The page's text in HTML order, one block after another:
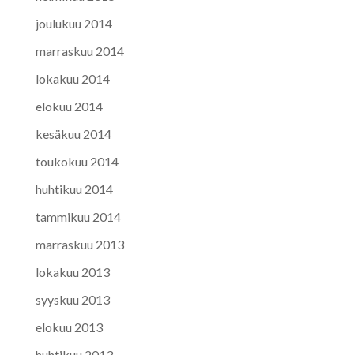
joulukuu 2014
marraskuu 2014
lokakuu 2014
elokuu 2014
kesäkuu 2014
toukokuu 2014
huhtikuu 2014
tammikuu 2014
marraskuu 2013
lokakuu 2013
syyskuu 2013
elokuu 2013